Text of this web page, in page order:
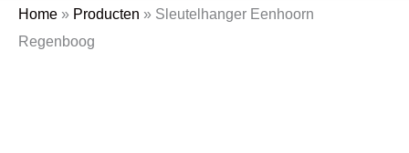
Home » Producten » Sleutelhanger Eenhoorn
Regenboog
Sleutelhanger
Regenboog